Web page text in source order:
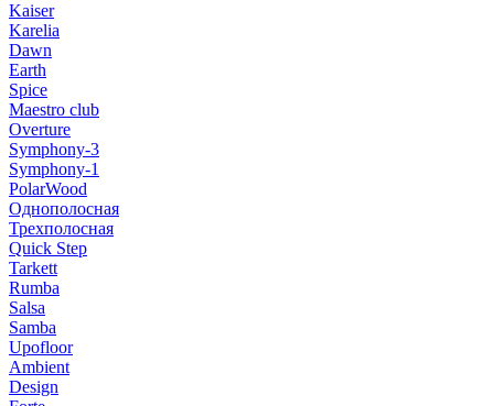
Kaiser
Karelia
Dawn
Earth
Spice
Maestro club
Overture
Symphony-3
Symphony-1
PolarWood
Однополосная
Трехполосная
Quick Step
Tarkett
Rumba
Salsa
Samba
Upofloor
Ambient
Design